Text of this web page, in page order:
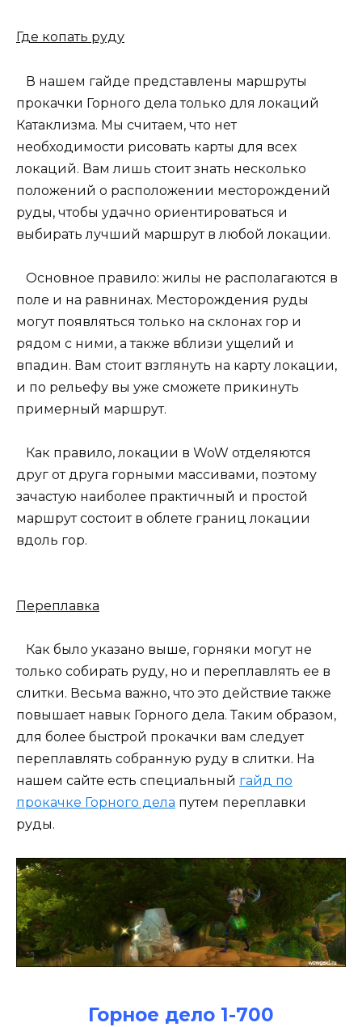
Где копать руду
В нашем гайде представлены маршруты
прокачки Горного дела только для локаций
Катаклизма. Мы считаем, что нет
необходимости рисовать карты для всех
локаций. Вам лишь стоит знать несколько
положений о расположении месторождений
руды, чтобы удачно ориентироваться и
выбирать лучший маршрут в любой локации.
Основное правило: жилы не располагаются в
поле и на равнинах. Месторождения руды
могут появляться только на склонах гор и
рядом с ними, а также вблизи ущелий и
впадин. Вам стоит взглянуть на карту локации,
и по рельефу вы уже сможете прикинуть
примерный маршрут.
Как правило, локации в WoW отделяются
друг от друга горными массивами, поэтому
зачастую наиболее практичный и простой
маршрут состоит в облете границ локации
вдоль гор.
Переплавка
Как было указано выше, горняки могут не
только собирать руду, но и переплавлять ее в
слитки. Весьма важно, что это действие также
повышает навык Горного дела. Таким образом,
для более быстрой прокачки вам следует
переплавлять собранную руду в слитки. На
нашем сайте есть специальный гайд по
прокачке Горного дела путем переплавки
руды.
Горное дело 1-700